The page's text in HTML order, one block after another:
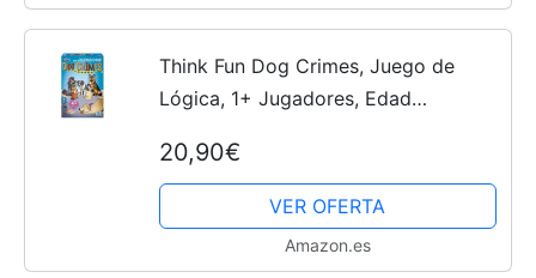
Think Fun Dog Crimes, Juego de
Lógica, 1+ Jugadores, Edad
(Thinkfun 76414)
20,90€
VER OFERTA
Amazon.es